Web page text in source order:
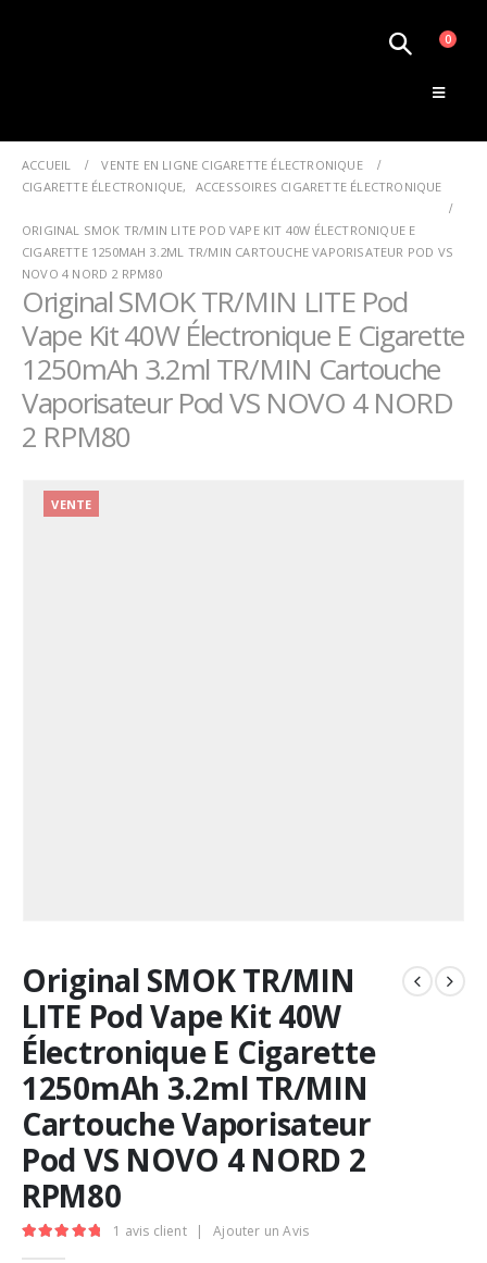
0
ACCUEIL
VENTE EN LIGNE CIGARETTE ÉLECTRONIQUE
CIGARETTE ÉLECTRONIQUE, ACCESSOIRES CIGARETTE ÉLECTRONIQUE
ORIGINAL SMOK TR/MIN LITE POD VAPE KIT 40W ÉLECTRONIQUE E
CIGARETTE 1250MAH 3.2ML TR/MIN CARTOUCHE VAPORISATEUR POD VS
NOVO 4 NORD 2 RPM80
Original SMOK TR/MIN LITE Pod
Vape Kit 40W Électronique E Cigarette
1250mAh 3.2ml TR/MIN Cartouche
Vaporisateur Pod VS NOVO 4 NORD
2 RPM80
VENTE
Original SMOK TR/MIN
LITE Pod Vape Kit 40W
Électronique E Cigarette
1250mAh 3.2ml TR/MIN
Cartouche Vaporisateur
Pod VS NOVO 4 NORD 2
RPM80
1 avis client | Ajouter un Avis